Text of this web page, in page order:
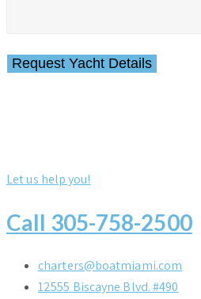
Let us help you!
Call 305-758-2500
charters@boatmiami.com
12555 Biscayne Blvd. #490